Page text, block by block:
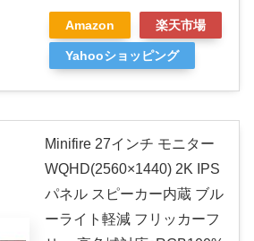
Amazon 楽天市場
Yahooショッピング
Minifire 27インチ モニター
WQHD(2560×1440) 2K IPS
パネル スピーカー内蔵 ブル
ーライト軽減 フリッカーフ